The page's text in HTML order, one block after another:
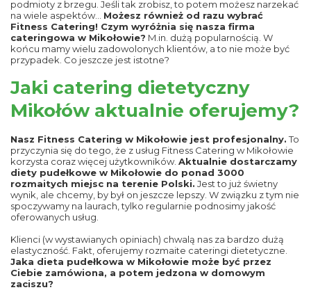
podmioty z brzegu. Jeśli tak zrobisz, to potem możesz narzekać
na wiele aspektów… Możesz również od razu wybrać
Fitness Catering! Czym wyróżnia się nasza firma
cateringowa w Mikołowie? M.in. dużą popularnością. W
końcu mamy wielu zadowolonych klientów, a to nie może być
przypadek. Co jeszcze jest istotne?
Jaki catering dietetyczny
Mikołów aktualnie oferujemy?
Nasz Fitness Catering w Mikołowie jest profesjonalny.To
przyczynia się do tego, że z usług Fitness Catering w Mikołowie
korzysta coraz więcej użytkowników. Aktualnie dostarczamy
diety pudełkowe w Mikołowie do ponad 3000
rozmaitych miejsc na terenie Polski. Jest to już świetny
wynik, ale chcemy, by był on jeszcze lepszy. W związku z tym nie
spoczywamy na laurach, tylko regularnie podnosimy jakość
oferowanych usług.
Klienci (w wystawianych opiniach) chwalą nas za bardzo dużą
elastyczność. Fakt, oferujemy rozmaite cateringi dietetyczne.
Jaka dieta pudełkowa w Mikołowie może być przez
Ciebie zamówiona, a potem jedzona w domowym
zaciszu?